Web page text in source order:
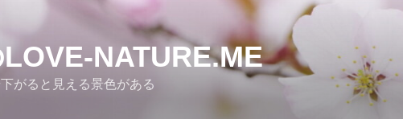
NATURE.ME
がると見える景色がある